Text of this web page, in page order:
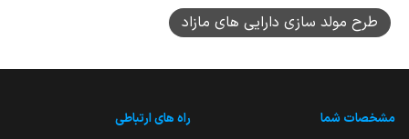
طرح مولد سازی دارایی های مازاد
مشخصات شما راه های ارتباطی